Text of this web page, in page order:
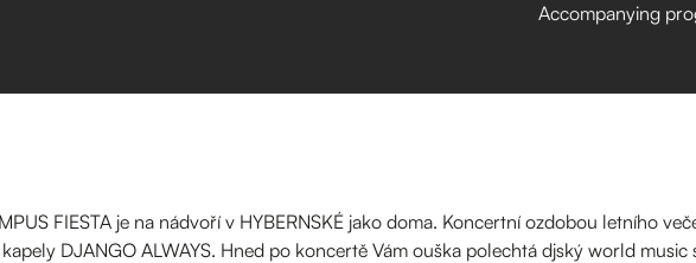
Accompanying
FIESTA je na nádvoří v HYBERNSKÉ jako doma. Koncertní ozdobou letního
DJANGO ALWAYS. Hned po koncertě Vám ouška polechtá djský world